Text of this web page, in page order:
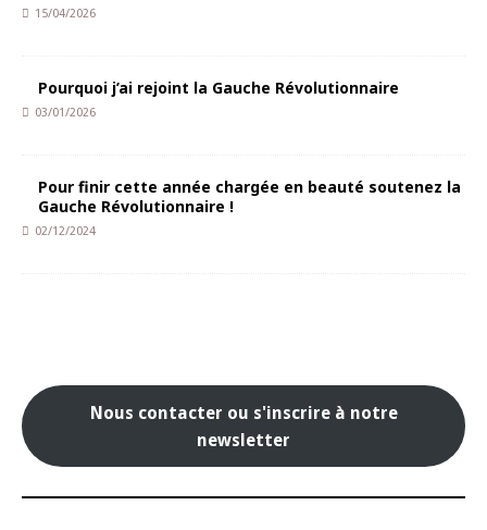
15/04/2026
Pourquoi j’ai rejoint la Gauche Révolutionnaire
03/01/2026
Pour finir cette année chargée en beauté soutenez la
Gauche Révolutionnaire !
02/12/2024
Nous contacter ou s'inscrire à notre
newsletter